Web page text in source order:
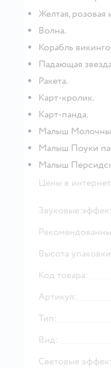
Желтая, розовая
Волна.
Корабль
Падающая
Ракета.
Карт-кролик.
Карт-панда.
Малыш
Малыш Поуки
Малыш
Цены в
Звуковые
Высота
Код товара:
Артикул:
Тип:
Вид:
Световые